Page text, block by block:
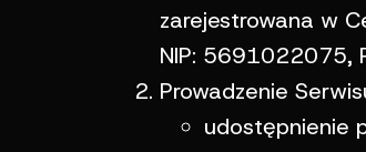
zarejestrowana w
NIP: 5691022075,
Prowadzenie
udostępnienie